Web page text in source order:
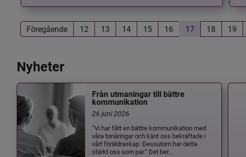
Föregående 12 13 14 15 16 17 18 19
Nyheter
Från utmaningar till bättre
kommunikation
26 juni 2026
”Vi har fått en bättre kommunikation med
våra tonåringar och känt oss bekräftade i
vårt föräldraskap. Dessutom har detta
stärkt oss som par.” Det ber...